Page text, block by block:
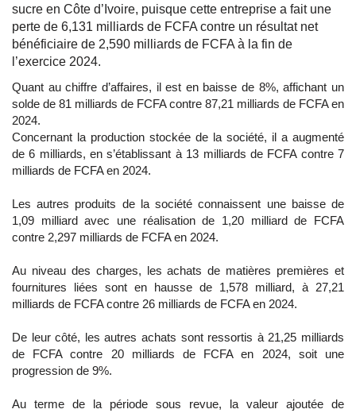
sucre en Côte d’Ivoire, puisque cette entreprise a fait une
perte de 6,131 milliards de FCFA contre un résultat net
bénéficiaire de 2,590 milliards de FCFA à la fin de
l’exercice 2024.
Quant au chiffre d’affaires, il est en baisse de 8%, affichant un
solde de 81 milliards de FCFA contre 87,21 milliards de FCFA en
2024.
Concernant la production stockée de la société, il a augmenté
de 6 milliards, en s’établissant à 13 milliards de FCFA contre 7
milliards de FCFA en 2024.
Les autres produits de la société connaissent une baisse de
1,09 milliard avec une réalisation de 1,20 milliard de FCFA
contre 2,297 milliards de FCFA en 2024.
Au niveau des charges, les achats de matières premières et
fournitures liées sont en hausse de 1,578 milliard, à 27,21
milliards de FCFA contre 26 milliards de FCFA en 2024.
De leur côté, les autres achats sont ressortis à 21,25 milliards
de FCFA contre 20 milliards de FCFA en 2024, soit une
progression de 9%.
Au terme de la période sous revue, la valeur ajoutée de